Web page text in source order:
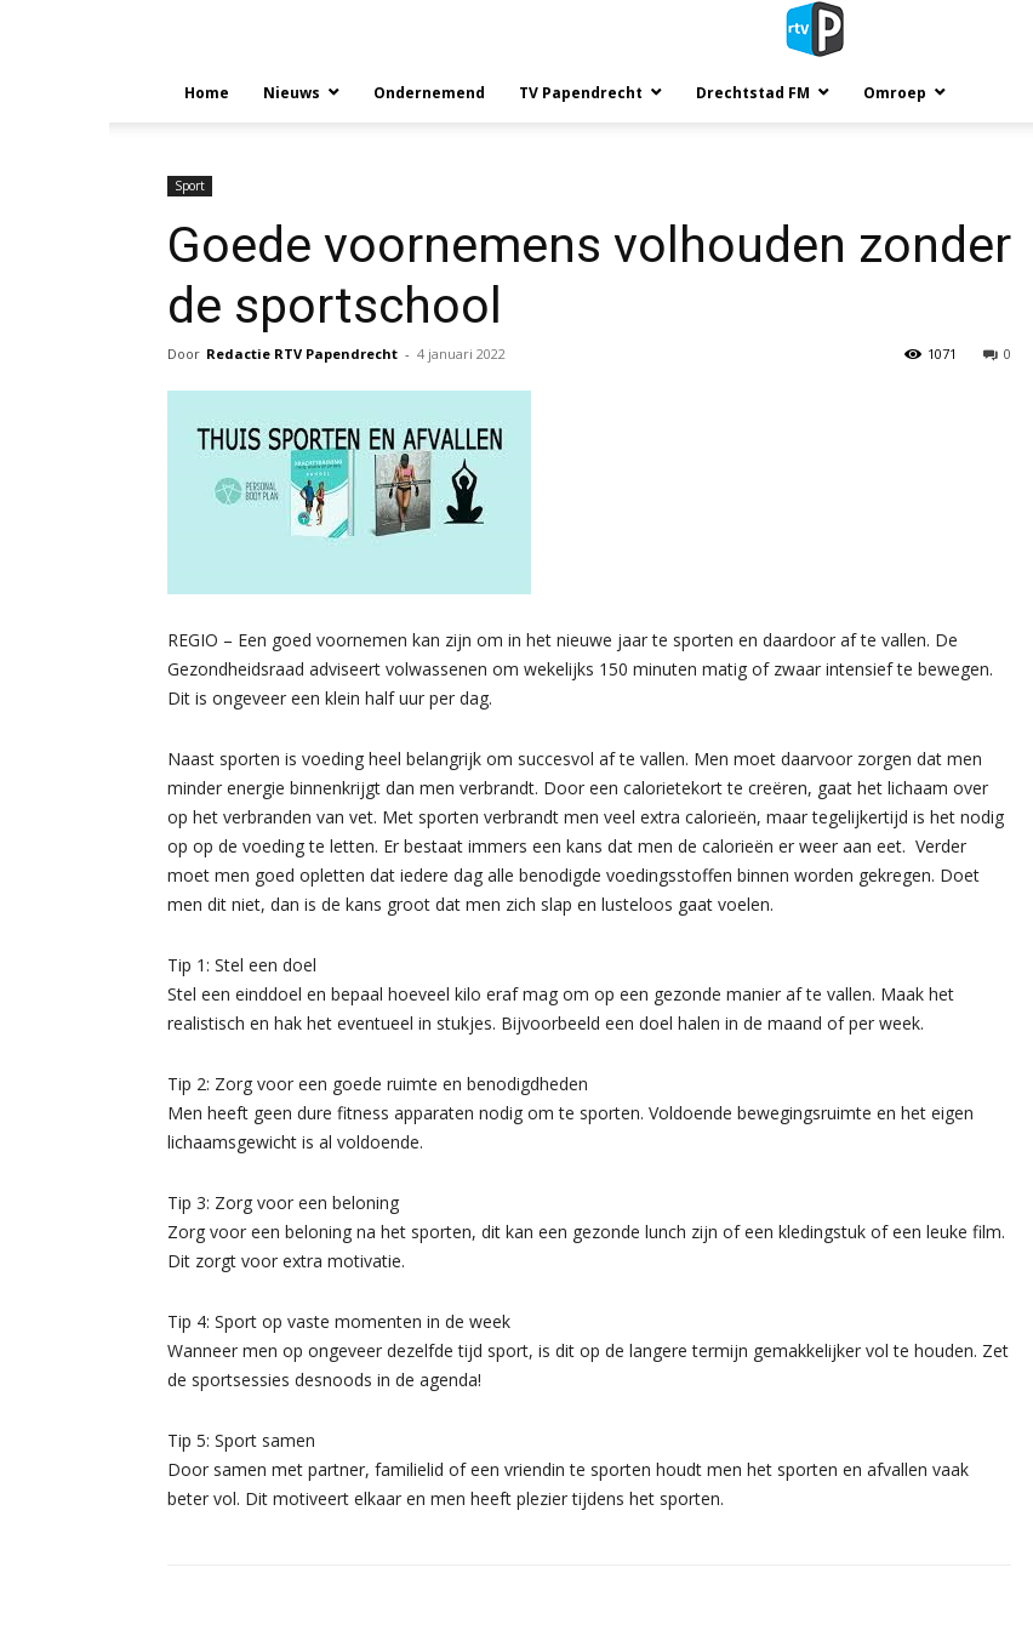
Home Nieuws Ondernemend TV Papendrecht Drechtstad FM Omroep
Sport
Goede voornemens volhouden zonder
de sportschool
Door Redactie RTV Papendrecht - 4 januari 2022 0
1071
REGIO – Een goed voornemen kan zijn om in het nieuwe jaar te sporten en daardoor af te vallen. De
Gezondheidsraad adviseert volwassenen om wekelijks 150 minuten matig of zwaar intensief te bewegen.
Dit is ongeveer een klein half uur per dag.
Naast sporten is voeding heel belangrijk om succesvol af te vallen. Men moet daarvoor zorgen dat men
minder energie binnenkrijgt dan men verbrandt. Door een calorietekort te creëren, gaat het lichaam over
op het verbranden van vet. Met sporten verbrandt men veel extra calorieën, maar tegelijkertijd is het nodig
op op de voeding te letten. Er bestaat immers een kans dat men de calorieën er weer aan eet. Verder
moet men goed opletten dat iedere dag alle benodigde voedingsstoffen binnen worden gekregen. Doet
men dit niet, dan is de kans groot dat men zich slap en lusteloos gaat voelen.
Tip 1: Stel een doel
Stel een einddoel en bepaal hoeveel kilo eraf mag om op een gezonde manier af te vallen. Maak het
realistisch en hak het eventueel in stukjes. Bijvoorbeeld een doel halen in de maand of per week.
Tip 2: Zorg voor een goede ruimte en benodigdheden
Men heeft geen dure fitness apparaten nodig om te sporten. Voldoende bewegingsruimte en het eigen
lichaamsgewicht is al voldoende.
Tip 3: Zorg voor een beloning
Zorg voor een beloning na het sporten, dit kan een gezonde lunch zijn of een kledingstuk of een leuke film.
Dit zorgt voor extra motivatie.
Tip 4: Sport op vaste momenten in de week
Wanneer men op ongeveer dezelfde tijd sport, is dit op de langere termijn gemakkelijker vol te houden. Zet
de sportsessies desnoods in de agenda!
Tip 5: Sport samen
Door samen met partner, familielid of een vriendin te sporten houdt men het sporten en afvallen vaak
beter vol. Dit motiveert elkaar en men heeft plezier tijdens het sporten.